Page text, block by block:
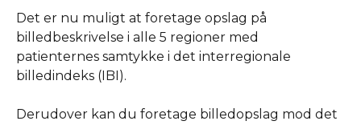
Det er nu muligt at foretage opslag på
billedbeskrivelse i alle 5 regioner med
patienternes samtykke i det interregionale
billedindeks (IBI).
Derudover kan du foretage billedopslag mod det